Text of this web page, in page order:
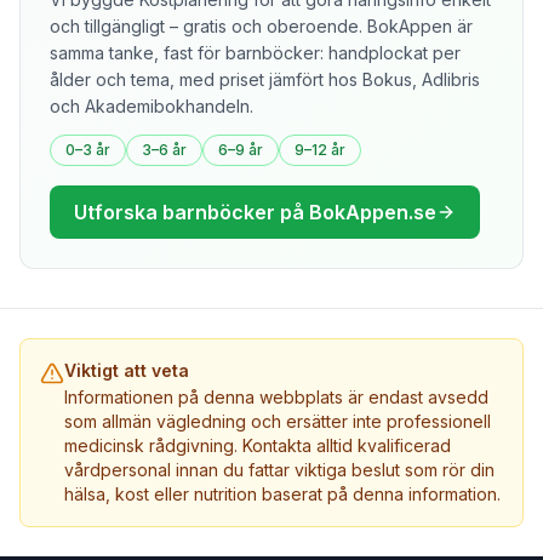
och tillgängligt – gratis och oberoende. BokAppen är
samma tanke, fast för barnböcker: handplockat per
ålder och tema, med priset jämfört hos Bokus, Adlibris
och Akademibokhandeln.
0–3 år 3–6 år 6–9 år 9–12 år
Utforska barnböcker på BokAppen.se
Viktigt att veta
Informationen på denna webbplats är endast avsedd
som allmän vägledning och ersätter inte professionell
medicinsk rådgivning. Kontakta alltid kvalificerad
vårdpersonal innan du fattar viktiga beslut som rör din
hälsa, kost eller nutrition baserat på denna information.